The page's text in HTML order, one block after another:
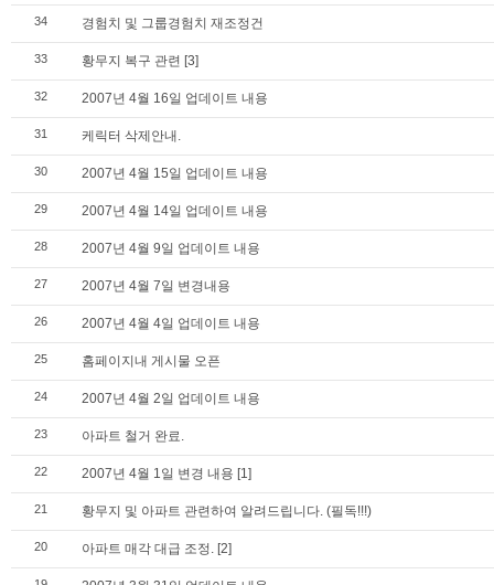
34 경험치 및 그룹경험치 재조정건
33 황무지 복구 관련 [3]
32 2007년 4월 16일 업데이트 내용
31 케릭터 삭제안내.
30 2007년 4월 15일 업데이트 내용
29 2007년 4월 14일 업데이트 내용
28 2007년 4월 9일 업데이트 내용
27 2007년 4월 7일 변경내용
26 2007년 4월 4일 업데이트 내용
25 홈페이지내 게시물 오픈
24 2007년 4월 2일 업데이트 내용
23 아파트 철거 완료.
22 2007년 4월 1일 변경 내용 [1]
21 황무지 및 아파트 관련하여 알려드립니다. (필독!!!)
20 아파트 매각 대급 조정. [2]